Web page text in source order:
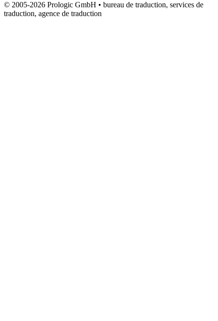
© 2005-2026 Prologic GmbH • bureau de traduction, services de
traduction, agence de traduction